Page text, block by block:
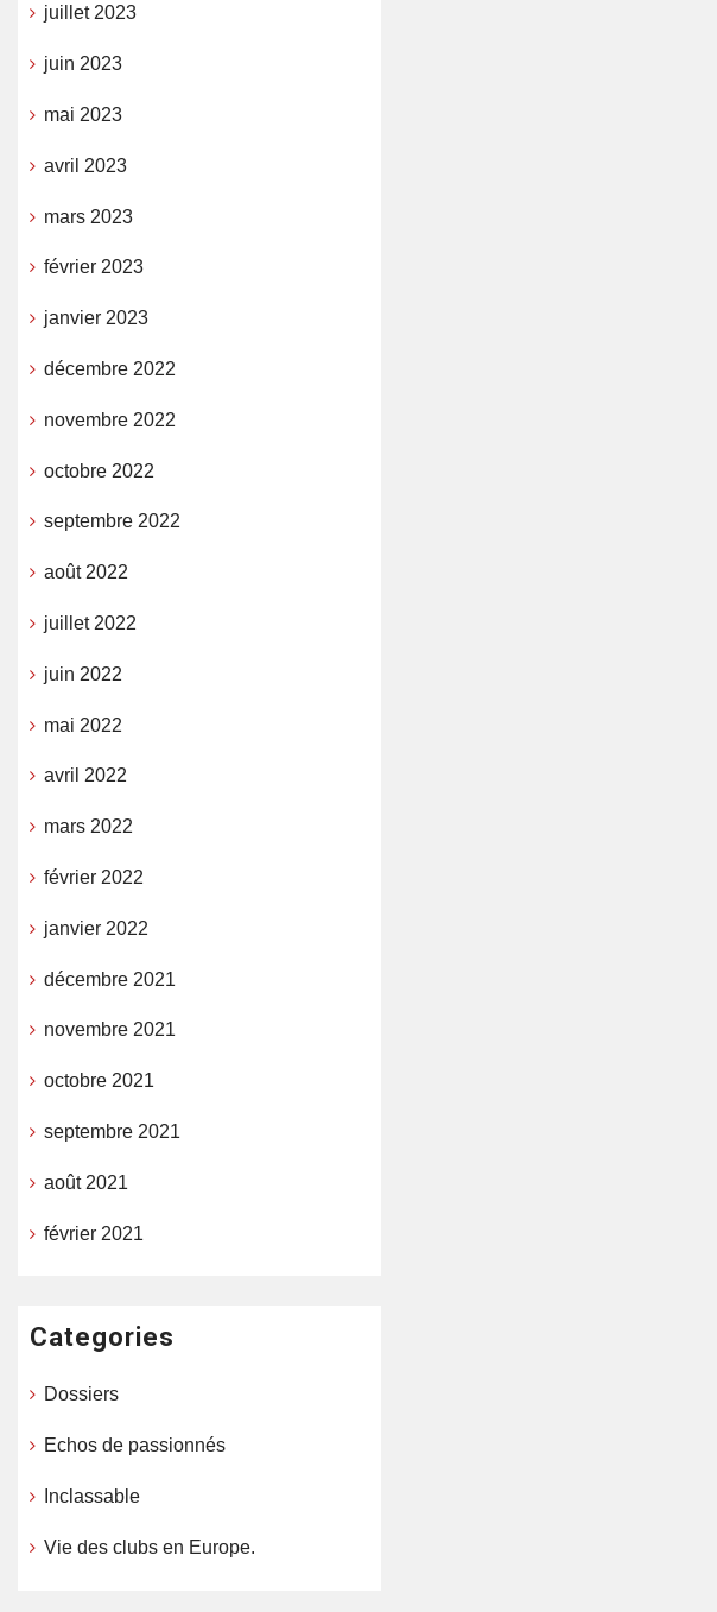
juillet 2023
juin 2023
mai 2023
avril 2023
mars 2023
février 2023
janvier 2023
décembre 2022
novembre 2022
octobre 2022
septembre 2022
août 2022
juillet 2022
juin 2022
mai 2022
avril 2022
mars 2022
février 2022
janvier 2022
décembre 2021
novembre 2021
octobre 2021
septembre 2021
août 2021
février 2021
Categories
Dossiers
Echos de passionnés
Inclassable
Vie des clubs en Europe.